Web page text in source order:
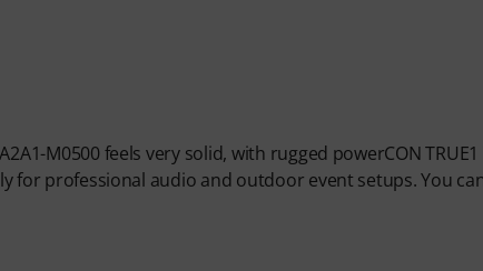
M0500 feels very solid, with rugged powerCON TRUE1
for professional audio and outdoor event setups. You